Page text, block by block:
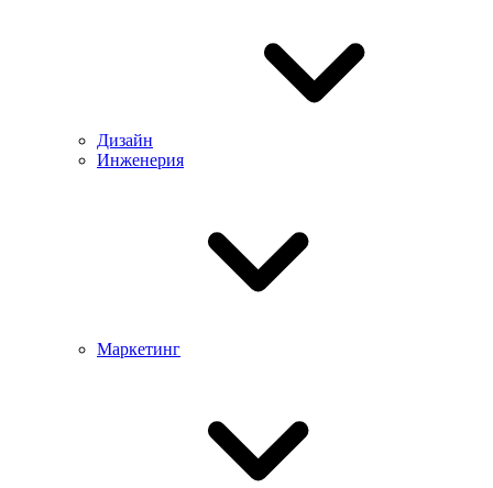
Дизайн
Инженерия
Маркетинг